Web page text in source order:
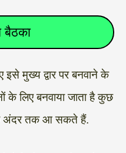
बैठका
इसे मुख्य द्वार पर बनवाने के
के लिए बनवाया जाता है कुछ
के अंदर तक आ सकते हैं.